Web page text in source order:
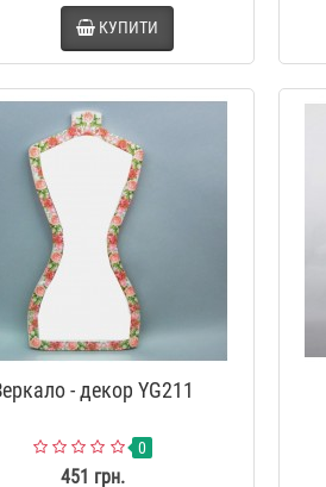
КУПИТИ
- декор YG211
0
451 грн.